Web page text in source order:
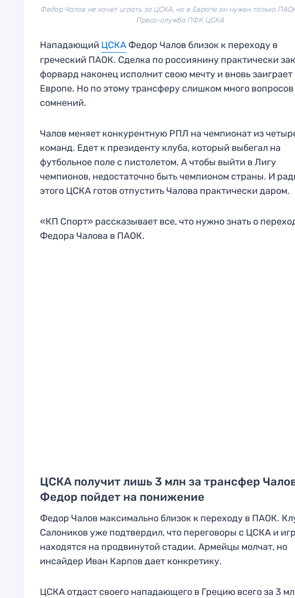
Федор Чалов не хочет играть за ЦСКА, но в Европе он нужен только
Пресс-служба ПФК ЦСКА
Нападающий ЦСКА Федор Чалов близок к переходу в
греческий ПАОК. Сделка по россиянину практически
форвард наконец исполнит свою мечту и вновь заиграет
Европе. Но по этому трансферу слишком много вопросов
сомнений.
Чалов меняет конкурентную РПЛ на чемпионат из
команд. Едет к президенту клуба, который выбегал на
футбольное поле с пистолетом. А чтобы выйти в Лигу
чемпионов, недостаточно быть чемпионом страны. И
этого ЦСКА готов отпустить Чалова практически даром.
«КП Спорт» рассказывает все, что нужно знать о
Федора Чалова в ПАОК.
ЦСКА получит лишь 3 млн за трансфер
Федор пойдет на понижение
Федор Чалов максимально близок к переходу в ПАОК.
Салоников уже подтвердил, что переговоры с ЦСКА и
находятся на продвинутой стадии. Армейцы молчат, но
инсайдер Иван Карпов дает конкретику.
ЦСКА отдаст своего нападающего в Грецию всего за 3